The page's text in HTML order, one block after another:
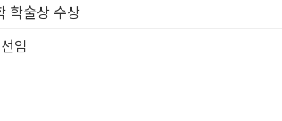
학술상 수상
임